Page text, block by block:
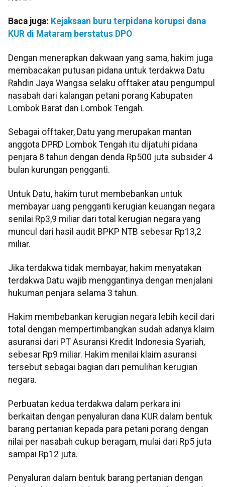
Baca juga: Kejaksaan buru terpidana korupsi dana
KUR di Mataram berstatus DPO
Dengan menerapkan dakwaan yang sama, hakim juga
membacakan putusan pidana untuk terdakwa Datu
Rahdin Jaya Wangsa selaku offtaker atau pengumpul
nasabah dari kalangan petani porang Kabupaten
Lombok Barat dan Lombok Tengah.
Sebagai offtaker, Datu yang merupakan mantan
anggota DPRD Lombok Tengah itu dijatuhi pidana
penjara 8 tahun dengan denda Rp500 juta subsider 4
bulan kurungan pengganti.
Untuk Datu, hakim turut membebankan untuk
membayar uang pengganti kerugian keuangan negara
senilai Rp3,9 miliar dari total kerugian negara yang
muncul dari hasil audit BPKP NTB sebesar Rp13,2
miliar.
Jika terdakwa tidak membayar, hakim menyatakan
terdakwa Datu wajib menggantinya dengan menjalani
hukuman penjara selama 3 tahun.
Hakim membebankan kerugian negara lebih kecil dari
total dengan mempertimbangkan sudah adanya klaim
asuransi dari PT Asuransi Kredit Indonesia Syariah,
sebesar Rp9 miliar. Hakim menilai klaim asuransi
tersebut sebagai bagian dari pemulihan kerugian
negara.
Perbuatan kedua terdakwa dalam perkara ini
berkaitan dengan penyaluran dana KUR dalam bentuk
barang pertanian kepada para petani porang dengan
nilai per nasabah cukup beragam, mulai dari Rp5 juta
sampai Rp12 juta.
Penyaluran dalam bentuk barang pertanian dengan